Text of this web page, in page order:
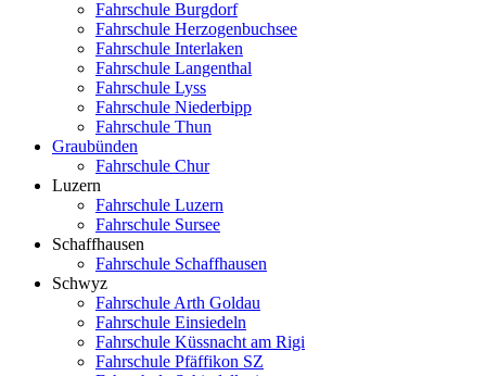
Fahrschule Burgdorf
Fahrschule Herzogenbuchsee
Fahrschule Interlaken
Fahrschule Langenthal
Fahrschule Lyss
Fahrschule Niederbipp
Fahrschule Thun
Graubünden
Fahrschule Chur
Luzern
Fahrschule Luzern
Fahrschule Sursee
Schaffhausen
Fahrschule Schaffhausen
Schwyz
Fahrschule Arth Goldau
Fahrschule Einsiedeln
Fahrschule Küssnacht am Rigi
Fahrschule Pfäffikon SZ